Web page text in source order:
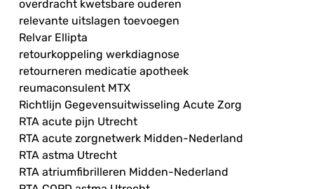
overdracht kwetsbare ouderen
relevante uitslagen toevoegen
Relvar Ellipta
retourkoppeling werkdiagnose
retourneren medicatie apotheek
reumaconsulent MTX
Richtlijn Gegevensuitwisseling Acute Zorg
RTA acute pijn Utrecht
RTA acute zorgnetwerk Midden-Nederland
RTA astma Utrecht
RTA atriumfibrilleren Midden-Nederland